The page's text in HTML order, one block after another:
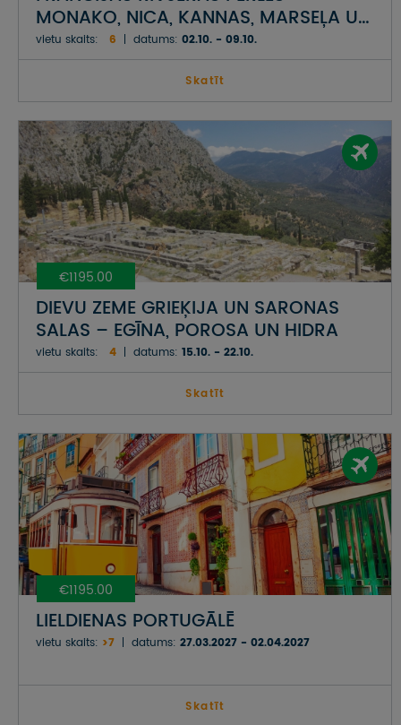
MONAKO, NICA, KANNAS, MARSEĻA UN
ROMIEŠU PILSĒTA NĪMA
vietu skaits: 6 datums: 02.10. - 09.10.
Skatīt
€1195.00
DIEVU ZEME GRIEĶIJA UN SARONAS
SALAS – EGĪNA, POROSA UN HIDRA
vietu skaits: 4 datums: 15.10. - 22.10.
Skatīt
€1195.00
LIELDIENAS PORTUGĀLĒ
vietu skaits: >7 datums: 27.03.2027 - 02.04.2027
Skatīt